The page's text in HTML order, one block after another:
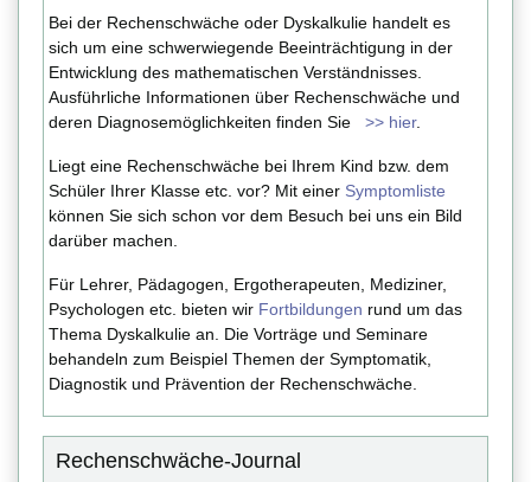
Bei der Rechenschwäche oder Dyskalkulie handelt es
sich um eine schwerwiegende Beeinträchtigung in der
Entwicklung des mathematischen Verständnisses.
Ausführliche Informationen über Rechenschwäche und
deren Diagnosemöglichkeiten finden Sie
>> hier.
Liegt eine Rechenschwäche bei Ihrem Kind bzw. dem
Schüler Ihrer Klasse etc. vor? Mit einer Symptomliste
können Sie sich schon vor dem Besuch bei uns ein Bild
darüber machen.
Für Lehrer, Pädagogen, Ergotherapeuten, Mediziner,
Psychologen etc. bieten wir Fortbildungen rund um das
Thema Dyskalkulie an. Die Vorträge und Seminare
behandeln zum Beispiel Themen der Symptomatik,
Diagnostik und Prävention der Rechenschwäche.
Rechenschwäche-Journal